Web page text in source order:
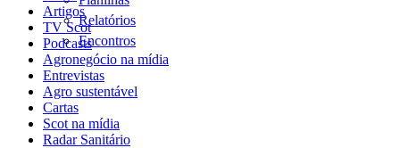
Relatórios
Encontros
Artigos
TV Scot
Podcasts
Agronegócio na mídia
Entrevistas
Agro sustentável
Cartas
Scot na mídia
Radar Sanitário